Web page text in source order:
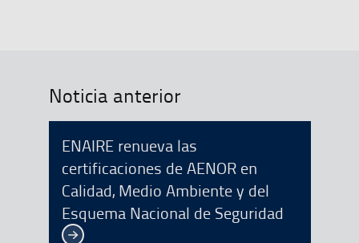
Noticia anterior
ENAIRE renueva las
certificaciones de AENOR en
Calidad, Medio Ambiente y del
Esquema Nacional de Seguridad
Ver más